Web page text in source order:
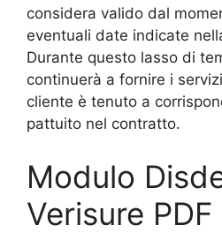
considera valido dal
eventuali date indicate
Durante questo lasso di
continuerà a fornire i
cliente è tenuto a
pattuito nel contratto.
Modulo
Verisure